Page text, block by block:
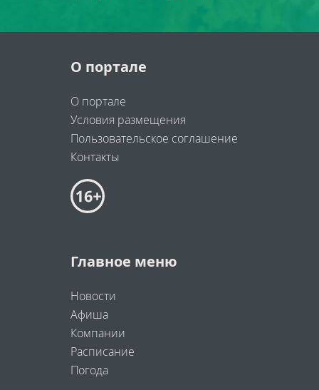
О портале
О портале
Условия размещения
Пользовательское соглашение
Контакты
Главное меню
Новости
Афиша
Компании
Расписание
Погода